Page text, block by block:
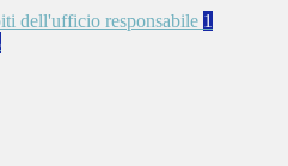
dell'ufficio responsabile 1